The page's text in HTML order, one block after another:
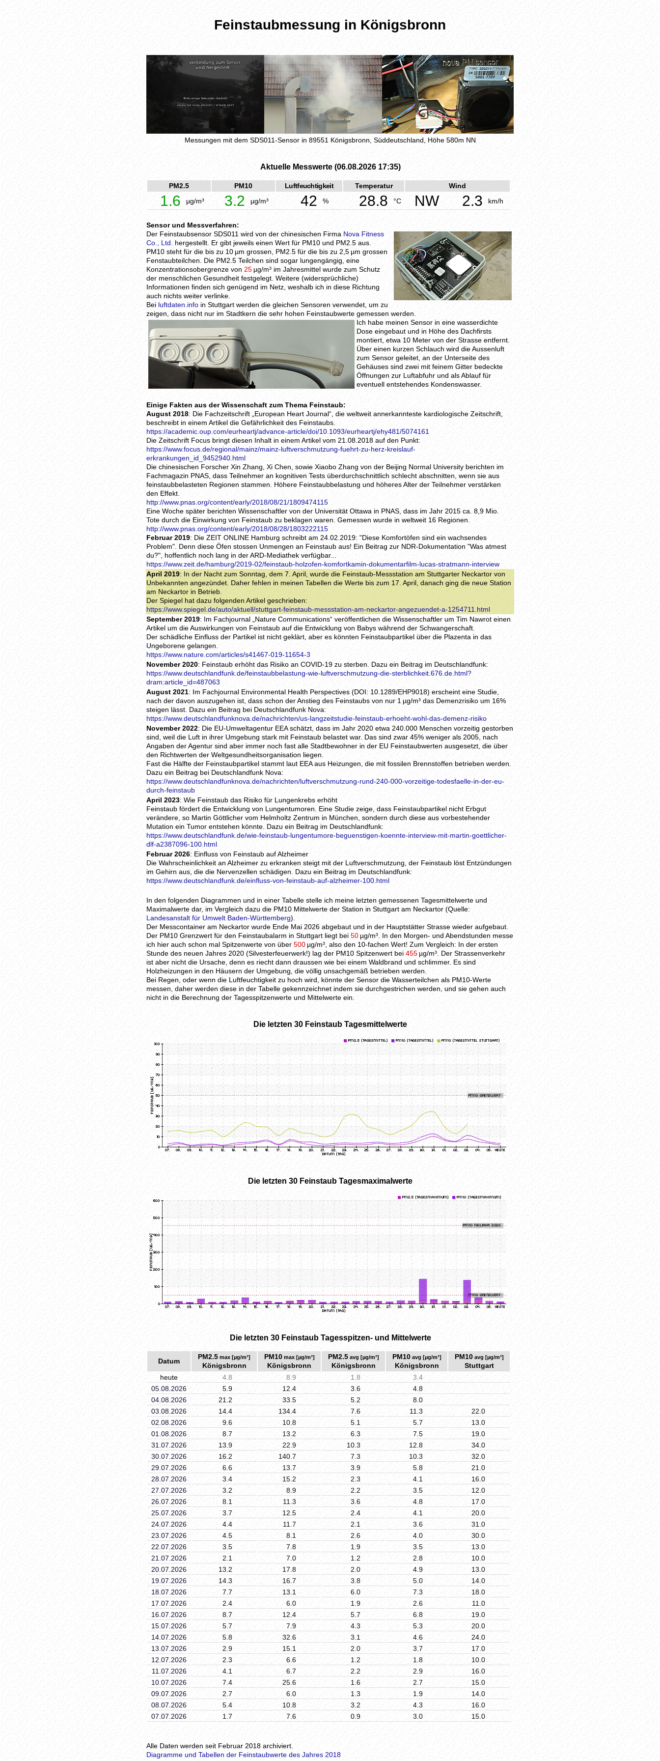
Feinstaubmessung in Königsbronn
Messungen mit dem SDS011-Sensor in 89551 Königsbronn, Süddeutschland, Höhe 580m NN
Aktuelle Messwerte (06.08.2026 17:35)
PM2.5 PM10 Luftfeuchtigkeit Temperatur Wind
1.6 µg/m³ 3.2 µg/m³ 42 % 28.8 °C NW 2.3 km/h
Sensor und Messverfahren:
Der Feinstaubsensor SDS011 wird von der chinesischen Firma Nova Fitness
Co., Ltd.
hergestellt. Er gibt jeweils einen Wert für PM10 und PM2.5 aus.
PM10 steht für die bis zu 10 µm grossen, PM2.5 für die bis zu 2,5 µm grossen
Fenstaubteilchen. Die PM2.5 Teilchen sind sogar lungengängig, eine
Konzentrationsobergrenze von 25µg/m³ im Jahresmittel wurde zum Schutz
der menschlichen Gesundheit festgelegt. Weitere (widersprüchliche)
Informationen finden sich genügend im Netz, weshalb ich in diese Richtung
auch nichts weiter verlinke.
Bei luftdaten.info in Stuttgart werden die gleichen Sensoren verwendet, um zu
zeigen, dass nicht nur im Stadtkern die sehr hohen Feinstaubwerte gemessen werden.
Ich habe meinen Sensor in eine wasserdichte
Dose eingebaut und in Höhe des Dachfirsts
montiert, etwa 10 Meter von der Strasse entfernt.
Über einen kurzen Schlauch wird die Aussenluft
zum Sensor geleitet, an der Unterseite des
Gehäuses sind zwei mit feinem Gitter bedeckte
Öffnungen zur Luftabfuhr und als Ablauf für
eventuell entstehendes Kondenswasser.
Einige Fakten aus der Wissenschaft zum Thema Feinstaub:
August 2018: Die Fachzeitschrift „European Heart Journal“, die weltweit annerkannteste kardiologische Zeitschrift,
beschreibt in einem Artikel die Gefährlichkeit des Feinstaubs.
https://academic.oup.com/eurheartj/advance-article/doi/10.1093/eurheartj/ehy481/5074161
Die Zeitschrift Focus bringt diesen Inhalt in einem Artikel vom 21.08.2018 auf den Punkt:
https://www.focus.de/regional/mainz/mainz-luftverschmutzung-fuehrt-zu-herz-kreislauf-
erkrankungen_id_9452940.html
Die chinesischen Forscher Xin Zhang, Xi Chen, sowie Xiaobo Zhang von der Beijing Normal University berichten im
Fachmagazin PNAS, dass Teilnehmer an kognitiven Tests überdurchschnittlich schlecht abschnitten, wenn sie aus
feinstaubbelasteten Regionen stammen. Höhere Feinstaubbelastung und höheres Alter der Teilnehmer verstärken
den Effekt.
http://www.pnas.org/content/early/2018/08/21/1809474115
Eine Woche später berichten Wissenschaftler von der Universität Ottawa in PNAS, dass im Jahr 2015 ca. 8,9 Mio.
Tote durch die Einwirkung von Feinstaub zu beklagen waren. Gemessen wurde in weltweit 16 Regionen.
http://www.pnas.org/content/early/2018/08/28/1803222115
Februar 2019: Die ZEIT ONLINE Hamburg schreibt am 24.02.2019: "Diese Komfortöfen sind ein wachsendes
Problem". Denn diese Öfen stossen Unmengen an Feinstaub aus! Ein Beitrag zur NDR-Dokumentation "Was atmest
du?", hoffentlich noch lang in der ARD-Mediathek verfügbar...
https://www.zeit.de/hamburg/2019-02/feinstaub-holzofen-komfortkamin-dokumentarfilm-lucas-stratmann-interview
April 2019: In der Nacht zum Sonntag, dem 7. April, wurde die Feinstaub-Messstation am Stuttgarter Neckartor von
Unbekannten angezündet. Daher fehlen in meinen Tabellen die Werte bis zum 17. April, danach ging die neue Station
am Neckartor in Betrieb.
Der Spiegel hat dazu folgenden Artikel geschrieben:
https://www.spiegel.de/auto/aktuell/stuttgart-feinstaub-messstation-am-neckartor-angezuendet-a-1254711.html
September 2019: Im Fachjournal „Nature Communications“ veröffentlichen die Wissenschaftler um Tim Nawrot einen
Artikel um die Auswirkungen von Feinstaub auf die Entwicklung von Babys während der Schwangerschaft.
Der schädliche Einfluss der Partikel ist nicht geklärt, aber es könnten Feinstaubpartikel über die Plazenta in das
Ungeborene gelangen.
https://www.nature.com/articles/s41467-019-11654-3
November 2020: Feinstaub erhöht das Risiko an COVID-19 zu sterben. Dazu ein Beitrag im Deutschlandfunk:
https://www.deutschlandfunk.de/feinstaubbelastung-wie-luftverschmutzung-die-sterblichkeit.676.de.html?
dram:article_id=487063
August 2021: Im Fachjournal Environmental Health Perspectives (DOI: 10.1289/EHP9018) erscheint eine Studie,
nach der davon auszugehen ist, dass schon der Anstieg des Feinstaubs von nur 1 µg/m³ das Demenzrisiko um 16%
steigen lässt. Dazu ein Beitrag bei Deutschlandfunk Nova:
https://www.deutschlandfunknova.de/nachrichten/us-langzeitstudie-feinstaub-erhoeht-wohl-das-demenz-risiko
November 2022: Die EU-Umweltagentur EEA schätzt, dass im Jahr 2020 etwa 240.000 Menschen vorzeitig gestorben
sind, weil die Luft in ihrer Umgebung stark mit Feinstaub belastet war. Das sind zwar 45% weniger als 2005, nach
Angaben der Agentur sind aber immer noch fast alle Stadtbewohner in der EU Feinstaubwerten ausgesetzt, die über
den Richtwerten der Weltgesundheitsorganisation liegen.
Fast die Hälfte der Feinstaubpartikel stammt laut EEA aus Heizungen, die mit fossilen Brennstoffen betrieben werden.
Dazu ein Beitrag bei Deutschlandfunk Nova:
https://www.deutschlandfunknova.de/nachrichten/luftverschmutzung-rund-240-000-vorzeitige-todesfaelle-in-der-eu-
durch-feinstaub
April 2023: Wie Feinstaub das Risiko für Lungenkrebs erhöht
Feinstaub fördert die Entwicklung von Lungentumoren. Eine Studie zeige, dass Feinstaubpartikel nicht Erbgut
verändere, so Martin Göttlicher vom Helmholtz Zentrum in München, sondern durch diese aus vorbestehender
Mutation ein Tumor entstehen könnte. Dazu ein Beitrag im Deutschlandfunk:
https://www.deutschlandfunk.de/wie-feinstaub-lungentumore-beguenstigen-koennte-interview-mit-martin-goettlicher-
dlf-a2387096-100.html
Februar 2026: Einfluss von Feinstaub auf Alzheimer
Die Wahrscheinlichkeit an Alzheimer zu erkranken steigt mit der Luftverschmutzung, der Feinstaub löst Entzündungen
im Gehirn aus, die die Nervenzellen schädigen. Dazu ein Beitrag im Deutschlandfunk:
https://www.deutschlandfunk.de/einfluss-von-feinstaub-auf-alzheimer-100.html
In den folgenden Diagrammen und in einer Tabelle stelle ich meine letzten gemessenen Tagesmittelwerte und
Maximalwerte dar, im Vergleich dazu die PM10 Mittelwerte der Station in Stuttgart am Neckartor (Quelle:
Landesanstalt für Umwelt Baden-Württemberg).
Der Messcontainer am Neckartor wurde Ende Mai 2026 abgebaut und in der Hauptstätter Strasse wieder aufgebaut.
Der PM10 Grenzwert für den Feinstaubalarm in Stuttgart liegt bei 50 µg/m³. In den Morgen- und Abendstunden messe
ich hier auch schon mal Spitzenwerte von über 500µg/m³, also den 10-fachen Wert! Zum Vergleich: In der ersten
Stunde des neuen Jahres 2020 (Silvesterfeuerwerk!) lag der PM10 Spitzenwert bei 455µg/m³. Der Strassenverkehr
ist aber nicht die Ursache, denn es riecht dann draussen wie bei einem Waldbrand und schlimmer. Es sind
Holzheizungen in den Häusern der Umgebung, die völlig unsachgemäß betrieben werden.
Bei Regen, oder wenn die Luftfeuchtigkeit zu hoch wird, könnte der Sensor die Wasserteilchen als PM10-Werte
messen, daher werden diese in der Tabelle gekennzeichnet indem sie durchgestrichen werden, und sie gehen auch
nicht in die Berechnung der Tagesspitzenwerte und Mittelwerte ein.
Die letzten 30 Feinstaub Tagesmittelwerte
Die letzten 30 Feinstaub Tagesmaximalwerte
Die letzten 30 Feinstaub Tagesspitzen- und Mittelwerte
Datum
PM2.5 max [µg/m³]
Königsbronn
PM10max [µg/m³]
Königsbronn
PM2.5avg [µg/m³]
Königsbronn
PM10avg [µg/m³]
Königsbronn
PM10avg [µg/m³]
Stuttgart
heute
4.8 8.9 1.8
3.4
05.08.2026
5.9 12.4 3.6
4.8
04.08.2026
21.2 33.5 5.2
8.0
03.08.2026
14.4 134.4 7.6 11.3
22.0
02.08.2026
9.6 10.8 5.1 5.7
13.0
01.08.2026
8.7 13.2 6.3 7.5
19.0
31.07.2026
13.9 22.9 10.3 12.8
34.0
30.07.2026
16.2 140.7 7.3 10.3
32.0
29.07.2026
6.6 13.7 3.9 5.8
21.0
28.07.2026
3.4 15.2 2.3 4.1
16.0
27.07.2026
3.2 8.9 2.2 3.5
12.0
26.07.2026
8.1 11.3 3.6 4.8
17.0
25.07.2026
3.7 12.5 2.4 4.1
20.0
24.07.2026
4.4 11.7 2.1 3.6
31.0
23.07.2026
4.5 8.1 2.6 4.0
30.0
22.07.2026
3.5 7.8 1.9 3.5
13.0
21.07.2026
2.1 7.0 1.2 2.8
10.0
20.07.2026
13.2 17.8 2.0 4.9
13.0
19.07.2026
14.3 16.7 3.8 5.0
14.0
18.07.2026
7.7 13.1 6.0 7.3
18.0
17.07.2026
2.4 6.0 1.9 2.6
11.0
16.07.2026
8.7 12.4 5.7 6.8
19.0
15.07.2026
5.7 7.9 4.3 5.3
20.0
14.07.2026
5.8 32.6 3.1 4.6
24.0
13.07.2026
2.9 15.1 2.0 3.7
17.0
12.07.2026
2.3 6.6 1.2 1.8
10.0
11.07.2026
4.1 6.7 2.2 2.9
16.0
10.07.2026
7.4 25.6 1.6 2.7
15.0
09.07.2026
2.7 6.0 1.3 1.9
14.0
08.07.2026
5.4 10.8 3.2 4.3
16.0
07.07.2026
1.7 7.6 0.9 3.0 15.0
Alle Daten werden seit Februar 2018 archiviert.
Diagramme und Tabellen der Feinstaubwerte des Jahres 2018